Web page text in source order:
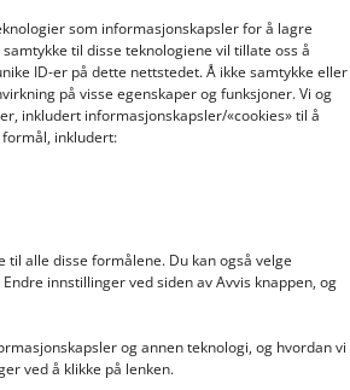
som informasjonskapsler for å lagre
til disse teknologiene vil tillate oss å
ID-er på dette nettstedet. Å ikke samtykke eller
på visse egenskaper og funksjoner. Vi og
inkludert informasjonskapsler/«cookies» til å
inkludert:
til alle disse formålene. Du kan også velge
innstillinger ved siden av Avvis knappen, og
og annen teknologi, og hvordan vi
ved å klikke på lenken.
Rådal